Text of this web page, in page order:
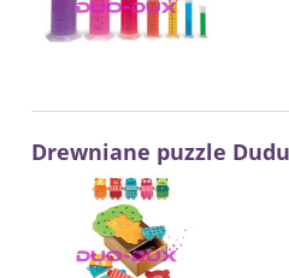
Drewniane puzzle